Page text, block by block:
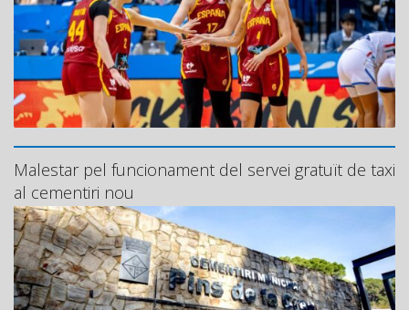
Malestar pel funcionament del servei gratuït de taxi
al cementiri nou